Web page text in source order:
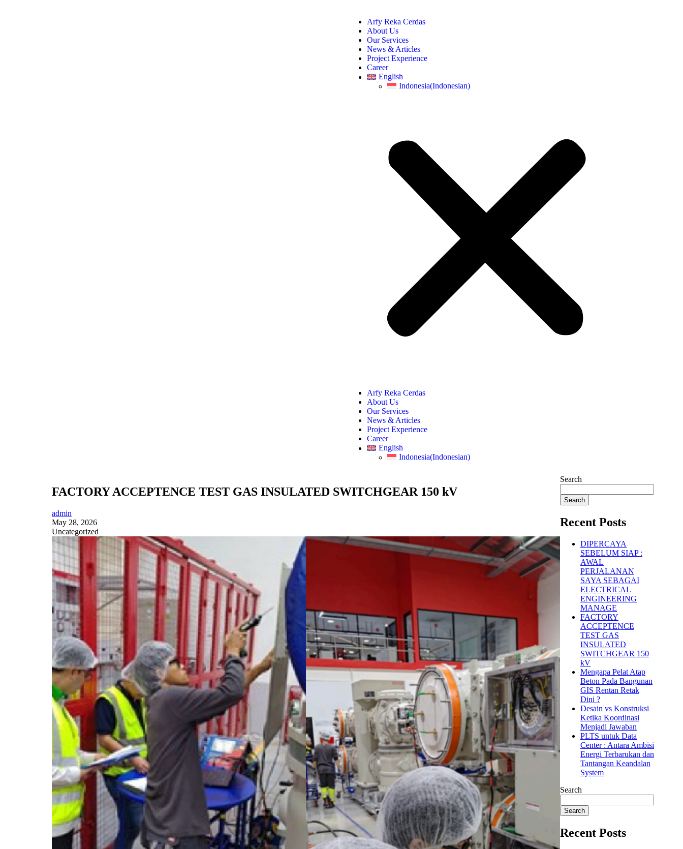
Arfy Reka Cerdas
About Us
Our Services
News & Articles
Project Experience
Career
English
Indonesia(Indonesian)
Arfy Reka Cerdas
About Us
Our Services
News & Articles
Project Experience
Career
English
Indonesia(Indonesian)
FACTORY ACCEPTENCE TEST GAS INSULATED SWITCHGEAR 150 kV
admin
May 28, 2026
Uncategorized
Search
Search
Recent Posts
DIPERCAYA
SEBELUM SIAP :
AWAL
PERJALANAN
SAYA SEBAGAI
ELECTRICAL
ENGINEERING
MANAGE
FACTORY
ACCEPTENCE
TEST GAS
INSULATED
SWITCHGEAR 150
kV
Mengapa Pelat Atap
Beton Pada Bangunan
GIS Rentan Retak
Dini ?
Desain vs Konstruksi
Ketika Koordinasi
Menjadi Jawaban
PLTS untuk Data
Center : Antara Ambisi
Energi Terbarukan dan
Tantangan Keandalan
System
Search
Search
Recent Posts